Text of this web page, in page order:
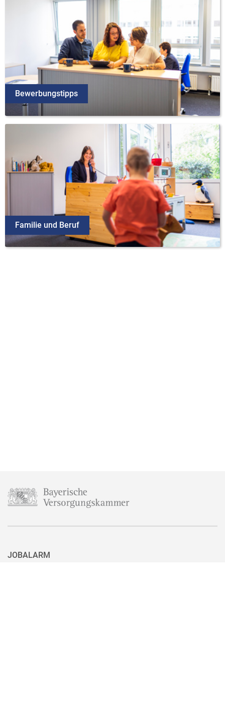
Bewerbungstipps
Familie und Beruf
JOBALARM